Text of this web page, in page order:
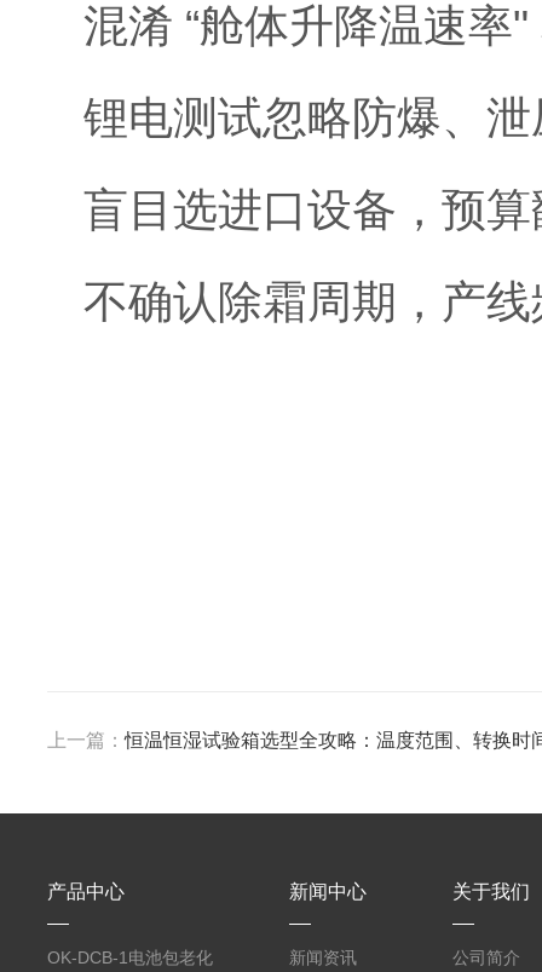
混淆 “舱体升降温速率
锂电测试忽略防爆、
盲目选进口设备，预
不确认除霜周期，产
上一篇：恒温恒湿试验箱选型全攻略：温度范围、转换时
产品中心
OK-DCB-1电池包老化
新闻中心
新闻资讯
关于我们
公司简介